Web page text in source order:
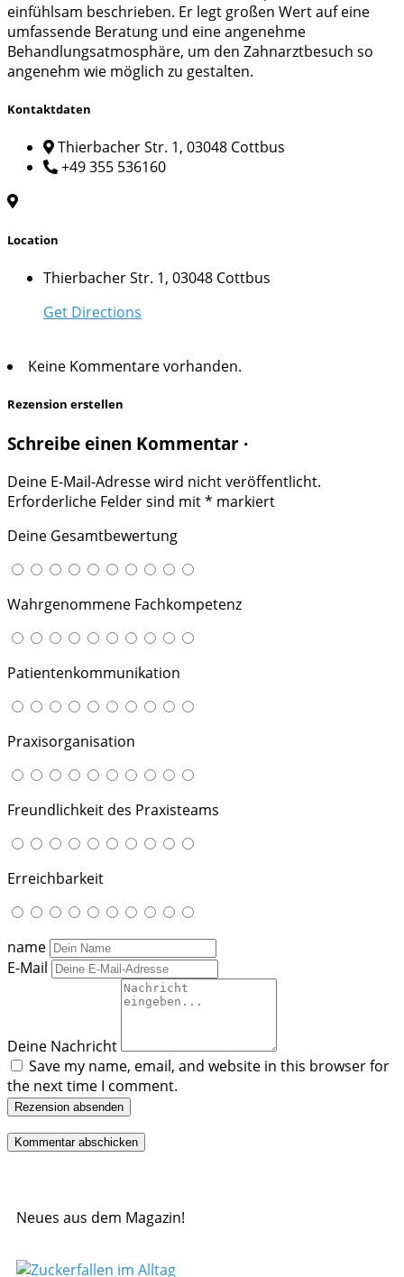
einfühlsam beschrieben. Er legt großen Wert auf eine
umfassende Beratung und eine angenehme
Behandlungsatmosphäre, um den Zahnarztbesuch so
angenehm wie möglich zu gestalten.
Kontaktdaten
Thierbacher Str. 1, 03048 Cottbus
+49 355 536160
Location
Thierbacher Str. 1, 03048 Cottbus
Get Directions
Keine Kommentare vorhanden.
Rezension erstellen
Schreibe einen Kommentar ·
Deine E-Mail-Adresse wird nicht veröffentlicht.
Erforderliche Felder sind mit* markiert
Deine Gesamtbewertung
Wahrgenommene Fachkompetenz
Patientenkommunikation
Praxisorganisation
Freundlichkeit des Praxisteams
Erreichbarkeit
name
E-Mail
Deine Nachricht
Save my name, email, and website in this browser for
the next time I comment.
Rezension absenden
Neues aus dem Magazin!